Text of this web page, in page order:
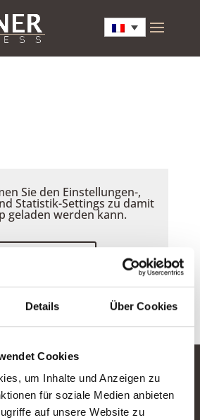
Details Über Cookies
Cookies
um Inhalte und Anzeigen zu
für soziale Medien anbieten
auf unsere Website zu
Sie den Einstellungen-,
Statistik-Settings zu damit
geladen werden kann.
GmbH
in Arbeit - wir bitten um etwas